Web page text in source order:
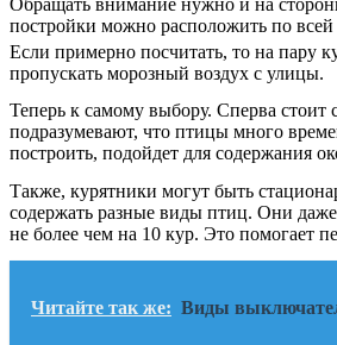
постройки можно расположить по
Если примерно посчитать, то на пару
пропускать морозный воздух с улицы.
Теперь к самому выбору. Сперва
подразумевают, что птицы много
построить, подойдет для содержания
Также, курятники могут быть
содержать разные виды птиц. Они
не более чем на 10 кур. Это помогает
Читайте так же: Виды